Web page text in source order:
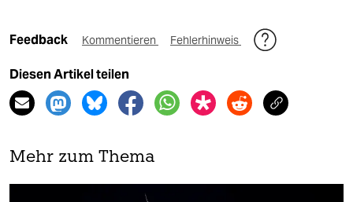
Feedback Kommentieren Fehlerhinweis
Diesen Artikel teilen
Mehr zum Thema